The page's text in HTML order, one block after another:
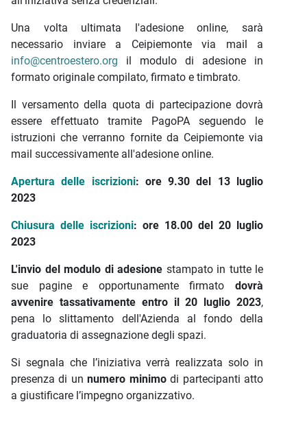
Una volta ultimata l'adesione online, sarà
necessario inviare a Ceipiemonte via mail a
info@centroestero.org il modulo di adesione in
formato originale compilato, firmato e timbrato.
Il versamento della quota di partecipazione dovrà
essere effettuato tramite PagoPA seguendo le
istruzioni che verranno fornite da Ceipiemonte via
mail successivamente all'adesione online.
Apertura delle iscrizioni: ore 9.30 del 13 luglio
2023
Chiusura delle iscrizioni: ore 18.00 del 20 luglio
2023
L'invio del modulo di adesione stampato in tutte le
sue pagine e opportunamente firmato dovrà
avvenire tassativamente entro il 20 luglio 2023,
pena lo slittamento dell'Azienda al fondo della
graduatoria di assegnazione degli spazi.
Si segnala che l’iniziativa verrà realizzata solo in
presenza di unnumero minimodi partecipanti atto
a giustificare l’impegno organizzativo.